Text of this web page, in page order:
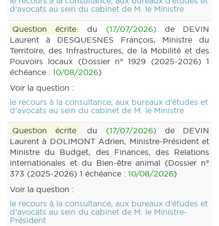
d’avocats au sein du cabinet de M. le Ministre
Question écrite du (17/07/2026) de DEVIN
Laurent à DESQUESNES François, Ministre du
Territoire, des Infrastructures, de la Mobilité et des
Pouvoirs locaux (Dossier n° 1929 (2025-2026) 1
échéance : 10/08/2026)
Voir la question :
le recours à la consultance, aux bureaux d’études et
d’avocats au sein du cabinet de M. le Ministre
Question écrite du (17/07/2026) de DEVIN
Laurent à DOLIMONT Adrien, Ministre-Président et
Ministre du Budget, des Finances, des Relations
internationales et du Bien-être animal (Dossier n°
373 (2025-2026) 1 échéance : 10/08/2026)
Voir la question :
le recours à la consultance, aux bureaux d’études et
d’avocats au sein du cabinet de M. le Ministre-
Président